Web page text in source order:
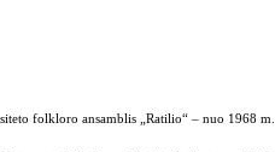
folkloro ansamblis „Ratilio“ – nuo 1968 m.